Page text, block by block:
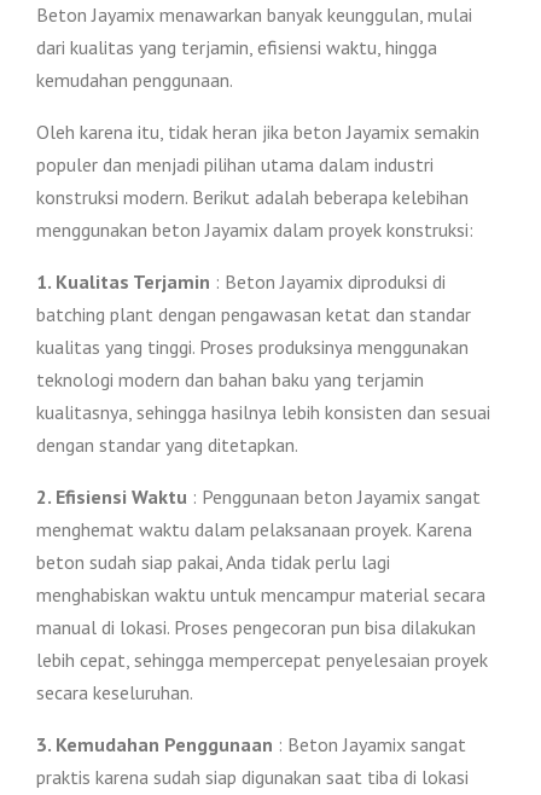
Beton Jayamix menawarkan banyak keunggulan, mulai
dari kualitas yang terjamin, efisiensi waktu, hingga
kemudahan penggunaan.
Oleh karena itu, tidak heran jika beton Jayamix semakin
populer dan menjadi pilihan utama dalam industri
konstruksi modern. Berikut adalah beberapa kelebihan
menggunakan beton Jayamix dalam proyek konstruksi:
1. Kualitas Terjamin : Beton Jayamix diproduksi di
batching plant dengan pengawasan ketat dan standar
kualitas yang tinggi. Proses produksinya menggunakan
teknologi modern dan bahan baku yang terjamin
kualitasnya, sehingga hasilnya lebih konsisten dan sesuai
dengan standar yang ditetapkan.
2. Efisiensi Waktu : Penggunaan beton Jayamix sangat
menghemat waktu dalam pelaksanaan proyek. Karena
beton sudah siap pakai, Anda tidak perlu lagi
menghabiskan waktu untuk mencampur material secara
manual di lokasi. Proses pengecoran pun bisa dilakukan
lebih cepat, sehingga mempercepat penyelesaian proyek
secara keseluruhan.
3. Kemudahan Penggunaan : Beton Jayamix sangat
praktis karena sudah siap digunakan saat tiba di lokasi